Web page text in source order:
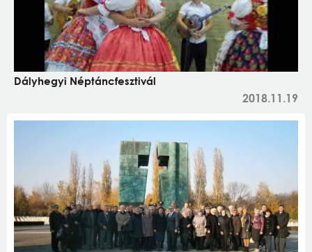
Dályhegyi Néptáncfesztivál
2018.11.19